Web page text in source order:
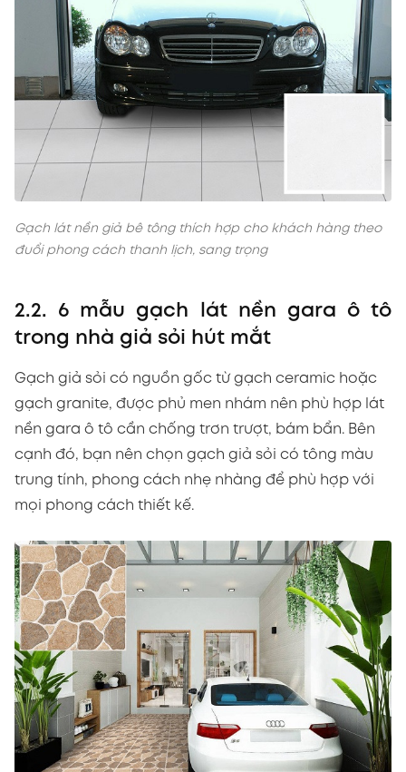
Gạch lát nền giả bê tông thích hợp cho khách hàng theo
đuổi phong cách thanh lịch, sang trọng
2.2. 6 mẫu gạch lát nền gara ô tô
trong nhà giả sỏi hút mắt
Gạch giả sỏi có nguồn gốc từ gạch ceramic hoặc
gạch granite, được phủ men nhám nên phù hợp lát
nền gara ô tô cần chống trơn trượt, bám bẩn. Bên
cạnh đó, bạn nên chọn gạch giả sỏi có tông màu
trung tính, phong cách nhẹ nhàng để phù hợp với
mọi phong cách thiết kế.